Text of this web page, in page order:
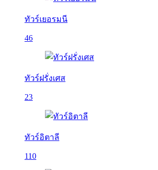
ทัวร์เยอรมนี
46
ทัวร์ฝรั่งเศส
23
ทัวร์อิตาลี
110